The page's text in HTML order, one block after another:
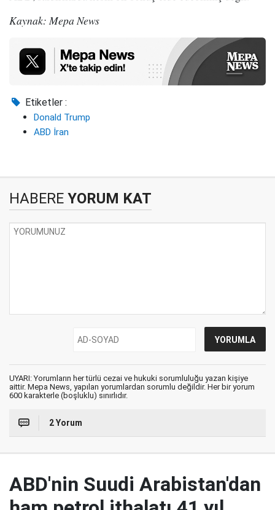
Kaynak: Mepa News
Etiketler :
Donald Trump
ABD İran
HABERE YORUM KAT
UYARI: Yorumların her türlü cezai ve hukuki sorumluluğu yazan kişiye
aittir. Mepa News, yapılan yorumlardan sorumlu değildir. Her bir yorum
600 karakterle (boşluklu) sınırlıdır.
2 Yorum
ABD'nin Suudi Arabistan'dan